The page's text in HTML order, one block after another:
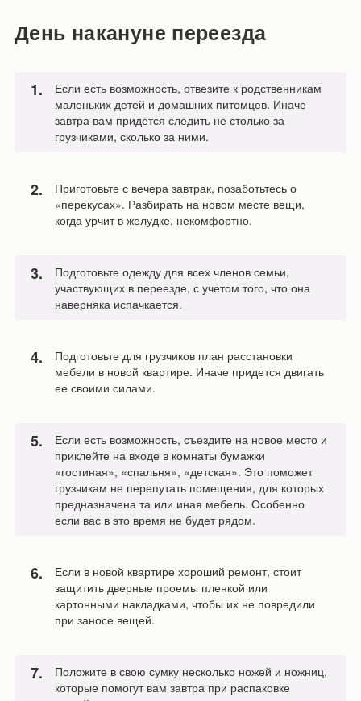
День накануне переезда
Если есть возможность, отвезите к родственникам
маленьких детей и домашних питомцев. Иначе
завтра вам придется следить не столько за
грузчиками, сколько за ними.
Приготовьте с вечера завтрак, позаботьтесь о
«перекусах». Разбирать на новом месте вещи,
когда урчит в желудке, некомфортно.
Подготовьте одежду для всех членов семьи,
участвующих в переезде, с учетом того, что она
наверняка испачкается.
Подготовьте для грузчиков план расстановки
мебели в новой квартире. Иначе придется двигать
ее своими силами.
Если есть возможность, съездите на новое место и
приклейте на входе в комнаты бумажки
«гостиная», «спальня», «детская». Это поможет
грузчикам не перепутать помещения, для которых
предназначена та или иная мебель. Особенно
если вас в это время не будет рядом.
Если в новой квартире хороший ремонт, стоит
защитить дверные проемы пленкой или
картонными накладками, чтобы их не повредили
при заносе вещей.
Положите в свою сумку несколько ножей и ножниц,
которые помогут вам завтра при распаковке